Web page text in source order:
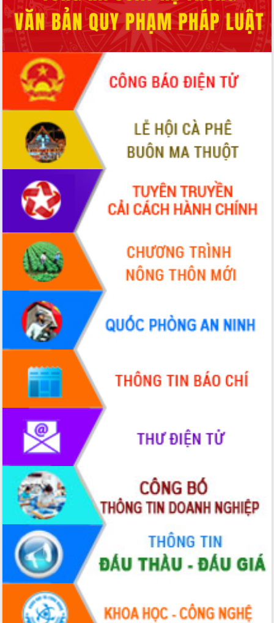
Xã Ea Phê gắn cải cách hành chính với
chuyển đổi số
Phó Chủ tịch Thường trực UBND tỉnh
Hồ Thị Nguyên Thảo làm việc tại Trung
tâm Phục vụ hành chính công xã Ea
Phê
Xây dựng nền hành chính số đồng
hành cùng nông dân dân, doanh nghiệp
Giai đoạn 2026-2030, Đắk Lắk phấn
đấu có 77% xã đạt chuẩn nông thôn
Chuyển đổi số 'mở đường' cho nông
nghiệp Đắk Lắk tăng trưởng bứt phá
Triển khai đồng bộ đo đạc, lập hồ sơ
địa chính, hoàn thiện cơ sở dữ liệu đất
đai
Ứng dụng sinh trắc học - Bước tiến
trong hành trình chuyển đổi số tại Đắk
Đắk Lắk nâng cao hiệu quả công tác
Đảng từ Sổ tay đảng viên điện tử
Đắk Lắk đẩy mạnh nuôi biển công
nghệ, hướng tới phát triển thủy sản
bền vững
Tập huấn nâng cao năng lực triển khai
chuyển đổi số cho cán bộ, công chức
Đắk Lắk phát động hưởng ứng Ngày
Quyền của người tiêu dùng Việt Nam
Đẩy mạnh cải cách hành chính, quyết
tâm đạt được mục tiêu tăng trưởng
hai con số trong năm 2026
Tổ chức trang trọng Lễ hội Đền thờ
Lương Văn Chánh năm 2026
Phó Bí thư Tỉnh ủy Đắk Lắk Đỗ Hữu
Huy giữ chức Bí thư Đảng ủy Ủy Ban
Nhân dân tỉnh
Bệnh án điện tử thúc đẩy chuyển đổi
số y tế tại Đắk Lắk
Chuyển đổi số thư viện: Mở rộng
không gian tri thức trong thời đại số
Đánh giá, rút kinh nghiệm công tác tổ
chức diễn tập trước ngày bầu cử
Chương trình “Gặp gỡ hữu nghị –
Friendship Meeting New Year 2026”